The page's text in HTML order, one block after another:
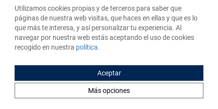
En definitiva:no esperes a que reviente una de tus tuberías
Actúa de manera previsora: descarga la app deTuio, busca la
póliza ideal para ti y pide un presupuesto.
Dormirás más tranquilo. Incluso en la bañera.
Utilizamos cookies propias y de terceros para saber que
páginas de nuestra web visitas, que haces en ellas y que es lo
que más te interesa, y así personalizar tu experiencia. Al
navegar por nuestra web estás aceptando el uso de cookies
recogido en nuestra política.
Aceptar
Más opciones